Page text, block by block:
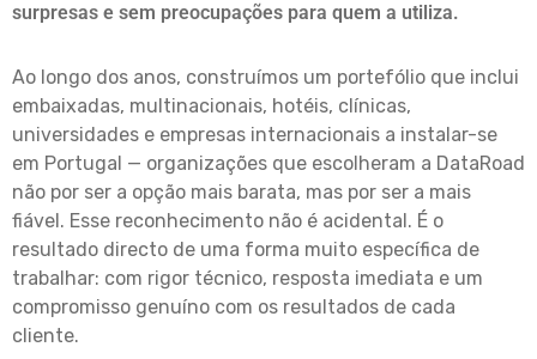
surpresas e sem preocupações para quem a utiliza.
Ao longo dos anos, construímos um portefólio que inclui
embaixadas, multinacionais, hotéis, clínicas,
universidades e empresas internacionais a instalar-se
em Portugal — organizações que escolheram a DataRoad
não por ser a opção mais barata, mas por ser a mais
fiável. Esse reconhecimento não é acidental. É o
resultado directo de uma forma muito específica de
trabalhar: com rigor técnico, resposta imediata e um
compromisso genuíno com os resultados de cada
cliente.